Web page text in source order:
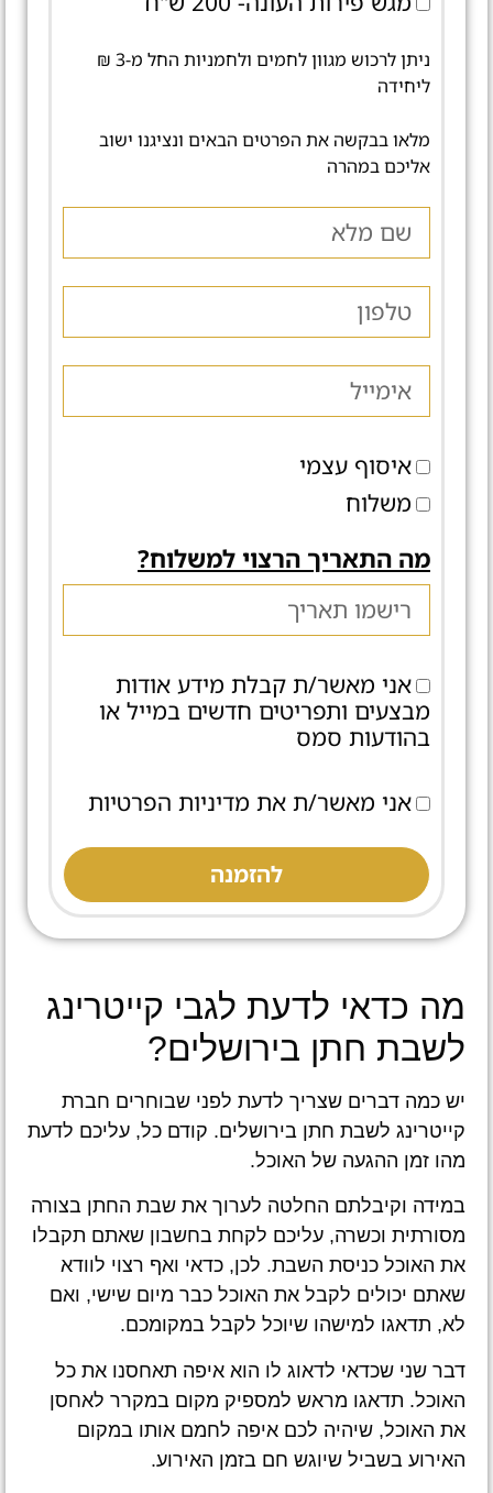
ניתן לרכוש מגוון לחמים ולחמניות החל מ-3 ₪
ליחידה
מלאו בבקשה את הפרטים הבאים ונציגנו ישוב
אליכם במהרה
איסוף עצמי
משלוח
מה התאריך הרצוי למשלוח?
אני מאשר/ת קבלת מידע אודות
מבצעים ותפריטים חדשים במייל או
בהודעות סמס
אני מאשר/ת את מדיניות הפרטיות
להזמנה
מה כדאי לדעת לגבי קייטרינג
לשבת חתן בירושלים?
יש כמה דברים שצריך לדעת לפני שבוחרים חברת
קייטרינג לשבת חתן בירושלים. קודם כל, עליכם לדעת
מהו זמן ההגעה של האוכל.
במידה וקיבלתם החלטה לערוך את שבת החתן בצורה
מסורתית וכשרה, עליכם לקחת בחשבון שאתם תקבלו
את האוכל כניסת השבת. לכן, כדאי ואף רצוי לוודא
שאתם יכולים לקבל את האוכל כבר מיום שישי, ואם
לא, תדאגו למישהו שיוכל לקבל במקומכם.
דבר שני שכדאי לדאוג לו הוא איפה תאחסנו את כל
האוכל. תדאגו מראש למספיק מקום במקרר לאחסן
את האוכל, שיהיה לכם איפה לחמם אותו במקום
האירוע בשביל שיוגש חם בזמן האירוע.